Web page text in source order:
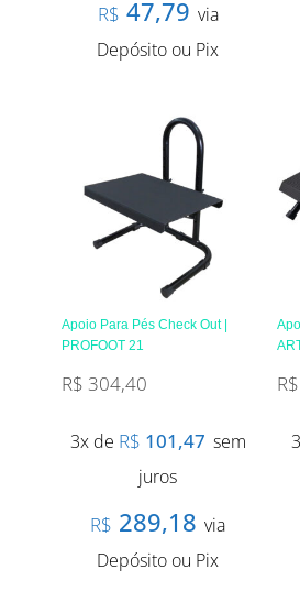
R$ 47,79 via
Depósito ou Pix
Apoio Para Pés Check Out |
PROFOOT 21
R$ 304,40
3x de R$ 101,47 sem
juros
R$ 289,18 via
Depósito ou Pix
R$